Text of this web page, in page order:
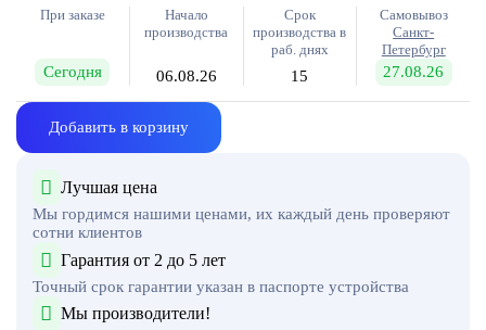
При заказе
Сегодня
Начало
производства
06.08.26
Срок
производства в
раб. днях
15
Самовывоз
Санкт-
Петербург
27.08.26
Добавить в корзину
Лучшая цена
Мы гордимся нашими ценами, их каждый день проверяют
сотни клиентов
Гарантия от 2 до 5 лет
Точный срок гарантии указан в паспорте устройства
Мы производители!